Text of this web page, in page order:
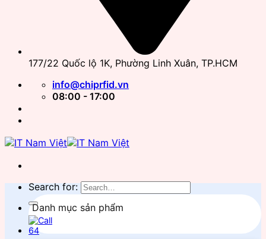
177/22 Quốc lộ 1K, Phường Linh Xuân, TP.HCM
info@chiprfid.vn
08:00 - 17:00
Search for:
Danh mục sản phẩm